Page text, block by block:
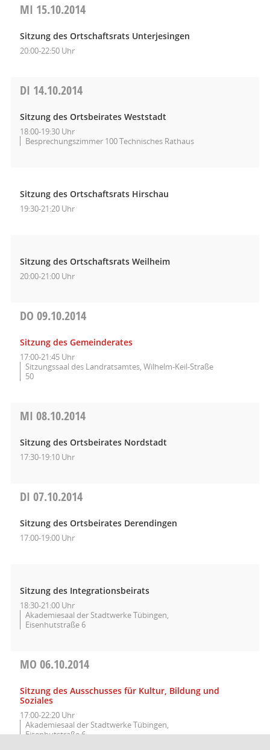
MI 15.10.2014
Sitzung des Ortschaftsrats Unterjesingen
20:00-22:50 Uhr
DI 14.10.2014
Sitzung des Ortsbeirates Weststadt
18:00-19:30 Uhr
Besprechungszimmer 100 Technisches Rathaus
Sitzung des Ortschaftsrats Hirschau
19:30-21:20 Uhr
Sitzung des Ortschaftsrats Weilheim
20:00-21:00 Uhr
DO 09.10.2014
Sitzung des Gemeinderates
17:00-21:45 Uhr
Sitzungssaal des Landratsamtes, Wilhelm-Keil-Straße
50
MI 08.10.2014
Sitzung des Ortsbeirates Nordstadt
17:30-19:10 Uhr
DI 07.10.2014
Sitzung des Ortsbeirates Derendingen
17:00-19:00 Uhr
Sitzung des Integrationsbeirats
18:30-21:00 Uhr
Akademiesaal der Stadtwerke Tübingen,
Eisenhutstraße 6
MO 06.10.2014
Sitzung des Ausschusses für Kultur, Bildung und
Soziales
17:00-22:20 Uhr
Akademiesaal der Stadtwerke Tübingen,
Eisenhutstraße 6